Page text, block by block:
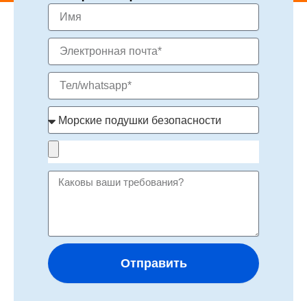
Отправить